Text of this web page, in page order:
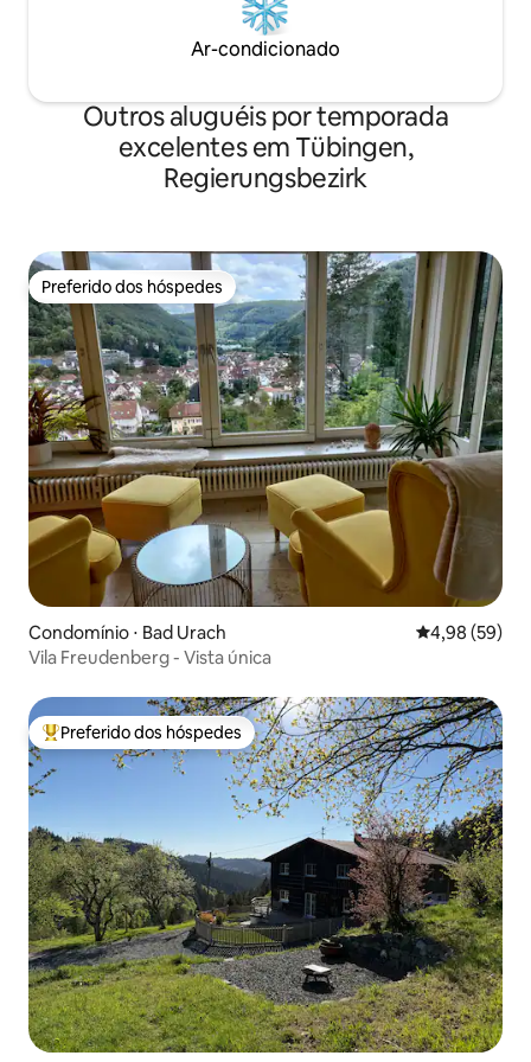
Ar-condicionado
Outros aluguéis por temporada
excelentes em Tübingen,
Regierungsbezirk
Preferido dos hóspedes
Preferido dos hóspedes
Condomínio ⋅ Bad Urach 4,98 de uma
4,98 (59)
Vila Freudenberg - Vista única
Entre os melhores preferidos dos hóspedes
Preferido dos hóspedes